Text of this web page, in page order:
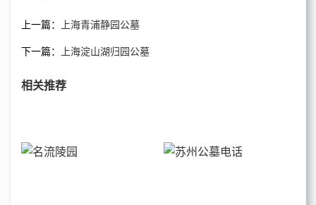
上一篇： 上海青浦静园公墓
下一篇： 上海淀山湖归园公墓
相关推荐